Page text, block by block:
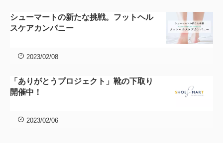
シューマートの新たな挑戦。フットヘル
スケアカンパニー
2023/02/08
「ありがとうプロジェクト」靴の下取り
開催中！
2023/02/06